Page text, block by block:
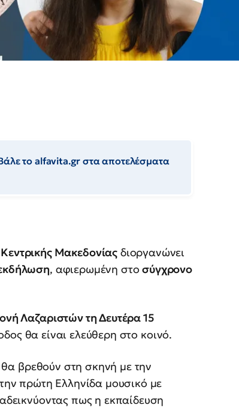
το alfavita.gr στα αποτελέσματα
Μακεδονίας διοργανώνει
, αφιερωμένη στοσύγχρονο
Λαζαριστών τη Δευτέρα 15
θα είναι ελεύθερη στο κοινό.
βρεθούν στη σκηνή με την
πρώτη Ελληνίδα μουσικό με
πως η εκπαίδευση